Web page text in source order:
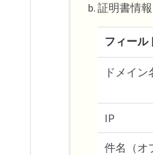
証明書情報
フィール
ドメイン
IP
件名（オ